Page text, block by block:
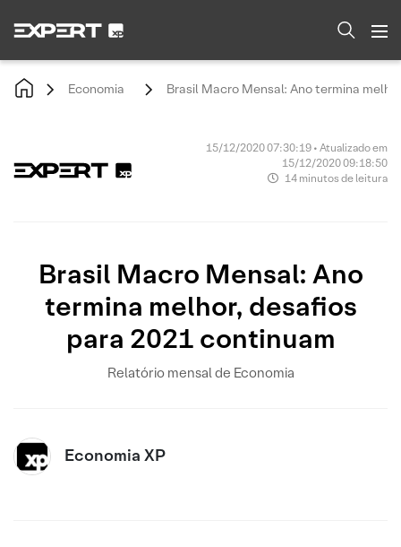
Economia Brasil Macro Mensal: Ano termina
15/12/2020 07:30:19 • Atualizado em
15/12/2020 09:18:50
14 minutos de leitura
Brasil Macro Mensal: Ano
termina melhor, desafios
para 2021 continuam
Relatório mensal de Economia
Economia XP